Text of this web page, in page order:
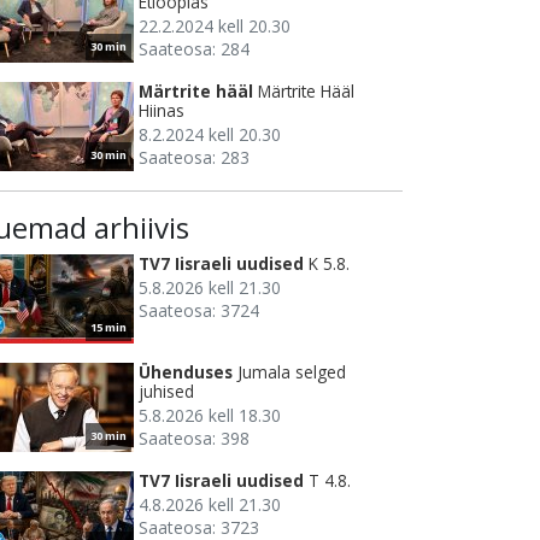
30 min
22.2.2024 kell 20.30
Saateosa: 284
30 min
Märtrite hääl Märtrite Hääl
Hiinas
8.2.2024 kell 20.30
Saateosa: 283
arhiivis
15 min
TV7 Iisraeli uudised K 5.8.
5.8.2026 kell 21.30
Saateosa: 3724
30 min
Ühenduses Jumala selged
juhised
5.8.2026 kell 18.30
Saateosa: 398
TV7 Iisraeli uudised T 4.8.
4.8.2026 kell 21.30
Saateosa: 3723